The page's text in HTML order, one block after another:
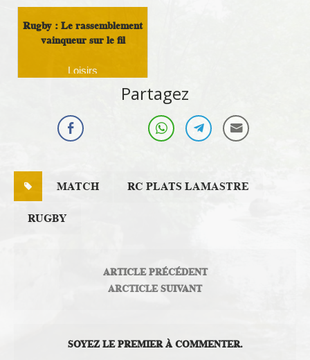
Rugby : Le rassemblement
vainqueur sur le fil
Loisirs
Partagez
MATCH RC PLATS LAMASTRE
RUGBY
ARTICLE PRÉCÉDENT
ARCTICLE SUIVANT
SOYEZ LE PREMIER À COMMENTER.